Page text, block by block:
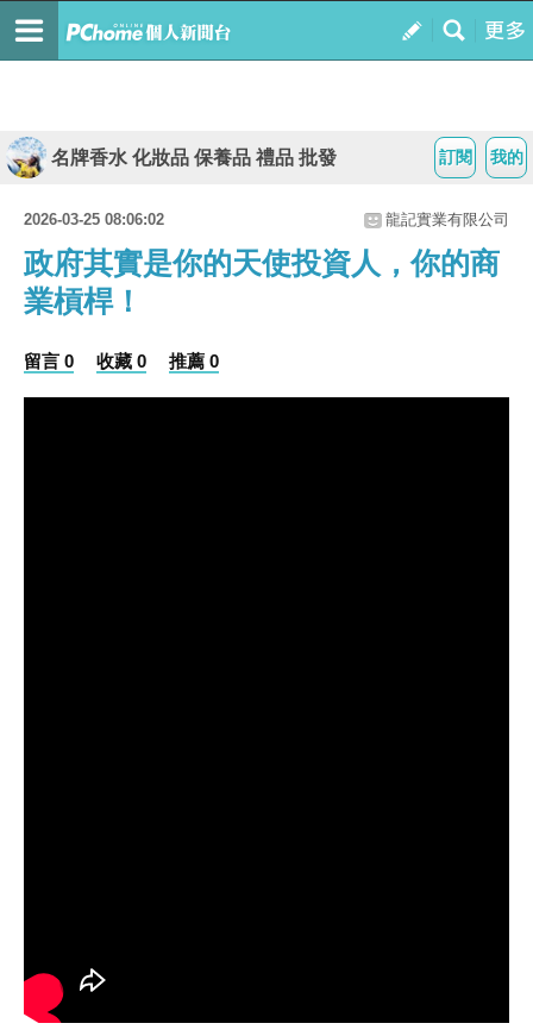
我的
訂閱
名牌香水 化妝品 保養品 禮品 批發
2026-03-25 08:06:02 龍記實業有限公司
政府其實是你的天使投資人，你的商
業槓桿！
留言 0 收藏 0 推薦 0